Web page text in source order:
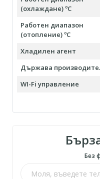
Без
(охлаждане) ºC
Работен диапазон
(отопление) ºC
Хладилен агент
Държава
WI-Fi управление